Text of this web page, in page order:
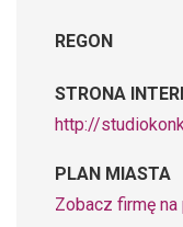
REGON
STRONA
http://
PLAN MIASTA
Zobacz firmę